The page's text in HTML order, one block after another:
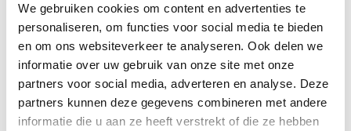
We gebruiken cookies om content en advertenties te
personaliseren, om functies voor social media te bieden
en om ons websiteverkeer te analyseren. Ook delen we
informatie over uw gebruik van onze site met onze
partners voor social media, adverteren en analyse. Deze
partners kunnen deze gegevens combineren met andere
informatie die u aan ze heeft verstrekt of die ze hebben
Specificaties
Reviews